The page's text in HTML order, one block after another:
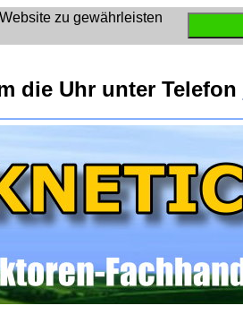
zu gewährleisten
die Uhr unter Telefon